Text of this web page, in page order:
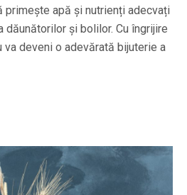
primește apă și nutrienți adecvați
și bolilor. Cu îngrijire
deveni o adevărată bijuterie a